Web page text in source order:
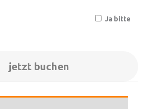
Ja bitte
jetzt buchen